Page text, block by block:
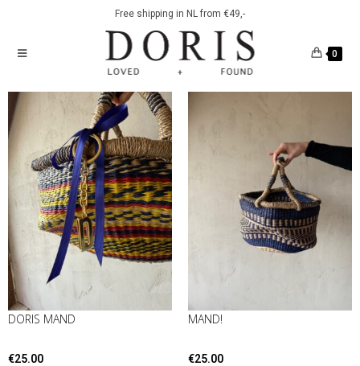
Free shipping in NL from €49,-
0
DORIS MAND
€25.00
MAND!
€25.00